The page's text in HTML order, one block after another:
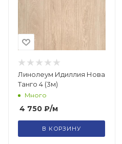
Линолеум Идиллия Нова
Танго 4 (3м)
Много
4 750 ₽/м
В КОРЗИНУ